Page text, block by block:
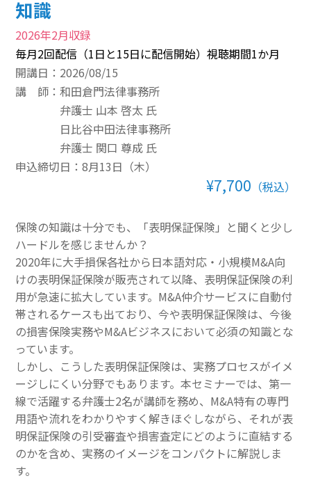
損保講座通年コース
ベーシック講座
本科講座
上級講座
書籍
すべて表示 書籍
学術書
その他一般書籍
英文テキスト
調査報告書・レポート
調査報告書
機関誌「損保総研レポート」
損害保険研究
知識
2026年2月収録
毎月2回配信（1日と15日に配信開始）視聴期間1か月
開講日：2026/08/15
講 師：和田倉門法律事務所
弁護士 山本 啓太 氏
日比谷中田法律事務所
弁護士 関口 尊成 氏
申込締切日：8月13日（木）
¥7,700 （税込）
保険の知識は十分でも、「表明保証保険」と聞くと少し
ハードルを感じませんか？
2020年に大手損保各社から日本語対応・小規模M&A向
けの表明保証保険が販売されて以降、表明保証保険の利
用が急速に拡大しています。 M&A仲介サービスに自動付
帯されるケースも出ており、今や表明保証保険は、今後
の損害保険実務やM&Aビジネスにおいて必須の知識とな
っています。
しかし、こうした表明保証保険は、実務プロセスがイメ
ージしにくい分野でもあります。本セミナーでは、第一
線で活躍する弁護士2名が講師を務め、 M&A特有の専門
用語や流れをわかりやすく解きほぐしながら、それが表
明保証保険の引受審査や損害査定にどのように直結する
のかを含め、実務のイメージをコンパクトに解説しま
す。